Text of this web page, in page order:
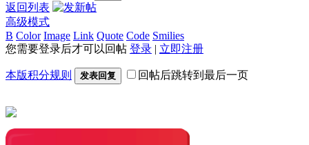
返回列表
高级模式
B Color Image Link Quote Code Smilies
您需要登录后才可以回帖 登录 | 立即注册
本版积分规则 发表回复 回帖后跳转到最后一页